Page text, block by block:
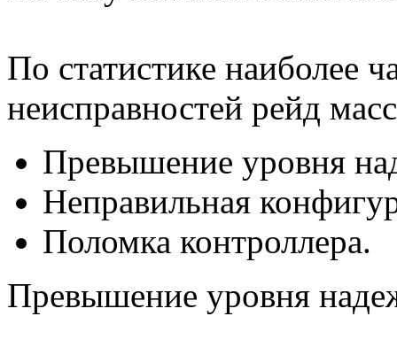
По статистике наиболее
неисправностей рейд
Превышение уровня
Неправильная
Поломка контроллера.
Превышение уровня